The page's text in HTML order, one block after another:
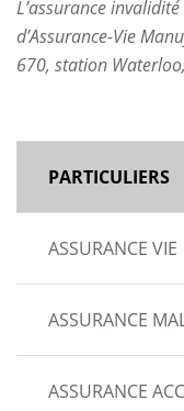
L’assurance
d’Assurance-Vie
670, station
PARTICULIERS
ASSURANCE VIE
ASSURANCE
ASSURANCE